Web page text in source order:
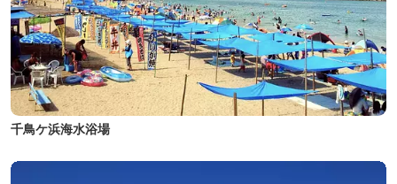
千鳥ケ浜海水浴場